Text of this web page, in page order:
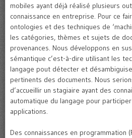
mobiles ayant déjà réalisé plusieurs
connaissance en entreprise. Pour ce
ontologies et des techniques de
les catégories, thèmes et sujets de
provenances. Nous développons en
sémantique c’est-à-dire utilisant les
langage pout détecter et
pertinents des documents. Nous
d’accueillir un stagiaire ayant des
automatique du langage pour
applications.
Des connaissances en programmation